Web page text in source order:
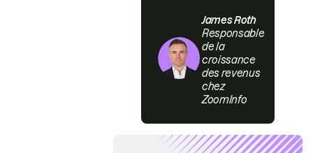
James Roth
Responsable
de la
croissance
des revenus
chez
ZoomInfo